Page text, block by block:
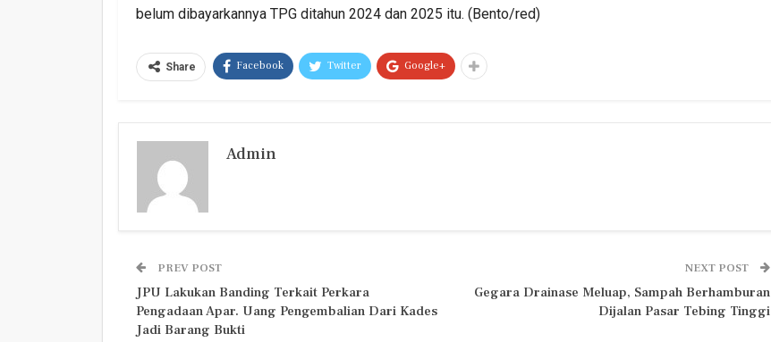
belum dibayarkannya TPG ditahun 2024 dan 2025 itu. (Bento/red)
Share Facebook Twitter Google+
Admin
PREV POST
JPU Lakukan Banding Terkait Perkara
Pengadaan Apar. Uang Pengembalian Dari Kades
Jadi Barang Bukti
NEXT POST
Gegara Drainase Meluap, Sampah Berhamburan
Dijalan Pasar Tebing Tinggi